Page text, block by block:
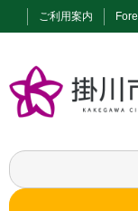
ご利用案内